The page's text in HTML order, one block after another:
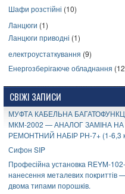
Шафи розстійні (10)
Ланцюги (1)
Ланцюги приводні (1)
електроустаткування (9)
Енергозберігаюче обладнання
СВІЖІ ЗАПИСИ
МУФТА КАБЕЛЬНА
МКМ-2002 — АНАЛОГ ЗАМІНА
РЕМОНТНИЙ НАБІР РН-7+ (1-6,3
Сифон SIP
Професійна установка REYM-
нанесення металевих покриттів
двома типами порошків.